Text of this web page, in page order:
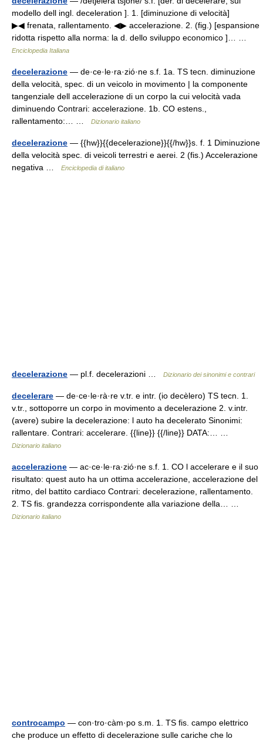
modello dell ingl. deceleration ]. 1. [diminuzione di velocità]
▶◀ frenata, rallentamento. ◀▶ accelerazione. 2. (fig.) [espansione
ridotta rispetto alla norma: la d. dello sviluppo economico ]… …
Enciclopedia Italiana
decelerazione — de·ce·le·ra·zió·ne s.f. 1a. TS tecn. diminuzione
della velocità, spec. di un veicolo in movimento | la componente
tangenziale dell accelerazione di un corpo la cui velocità vada
diminuendo Contrari: accelerazione. 1b. CO estens.,
rallentamento:… …
Dizionario italiano
decelerazione — {{hw}}{{decelerazione}}{{/hw}}s. f. 1 Diminuzione
della velocità spec. di veicoli terrestri e aerei. 2 (fis.) Accelerazione
negativa …
Enciclopedia di italiano
decelerazione — pl.f. decelerazioni … Dizionario dei sinonimi e contrari
decelerare — de·ce·le·rà·re v.tr. e intr. (io decèlero) TS tecn. 1.
v.tr., sottoporre un corpo in movimento a decelerazione 2. v.intr.
(avere) subire la decelerazione: l auto ha decelerato Sinonimi:
rallentare. Contrari: accelerare. {{line}} {{/line}} DATA:… …
Dizionario italiano
accelerazione — ac·ce·le·ra·zió·ne s.f. 1. CO l accelerare e il suo
risultato: quest auto ha un ottima accelerazione, accelerazione del
ritmo, del battito cardiaco Contrari: decelerazione, rallentamento.
2. TS fis. grandezza corrispondente alla variazione della… …
Dizionario italiano
controcampo — con·tro·càm·po s.m. 1. TS fis. campo elettrico
che produce un effetto di decelerazione sulle cariche che lo